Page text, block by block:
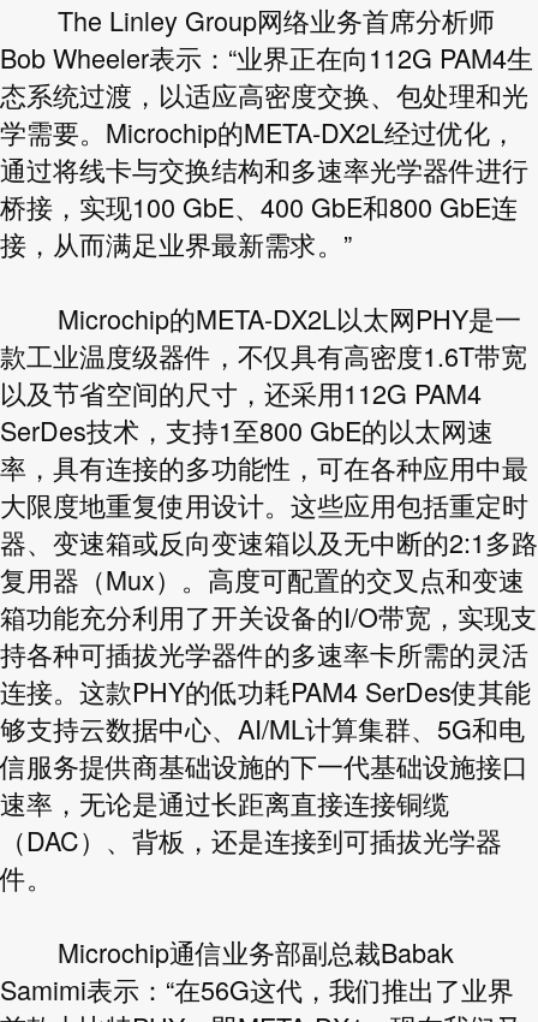
The Linley Group网络业务首席分析师
Bob Wheeler表示：“业界正在向112G PAM4生
态系统过渡，以适应高密度交换、包处理和光
学需要。Microchip的META-DX2L经过优化，
通过将线卡与交换结构和多速率光学器件进行
桥接，实现100 GbE、400 GbE和800 GbE连
接，从而满足业界最新需求。”
Microchip的META-DX2L以太网PHY是一
款工业温度级器件，不仅具有高密度1.6T带宽
以及节省空间的尺寸，还采用112G PAM4
SerDes技术，支持1至800 GbE的以太网速
率，具有连接的多功能性，可在各种应用中最
大限度地重复使用设计。这些应用包括重定时
器、变速箱或反向变速箱以及无中断的2:1多路
复用器（Mux）。高度可配置的交叉点和变速
箱功能充分利用了开关设备的I/O带宽，实现支
持各种可插拔光学器件的多速率卡所需的灵活
连接。这款PHY的低功耗PAM4 SerDes使其能
够支持云数据中心、AI/ML计算集群、5G和电
信服务提供商基础设施的下一代基础设施接口
速率，无论是通过长距离直接连接铜缆
（DAC）、背板，还是连接到可插拔光学器
件。
Microchip通信业务部副总裁Babak
Samimi表示：“在56G这代，我们推出了业界